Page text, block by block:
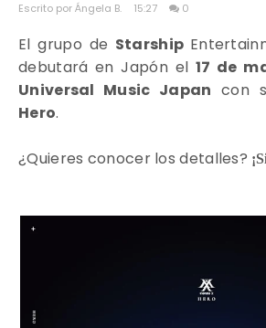
Escrito por Ángela B. 15:27 0
El grupo de Starship
debutará en Japón el 17 de
Universal Music Japan con
Hero.
¿Quieres conocer los detalles?